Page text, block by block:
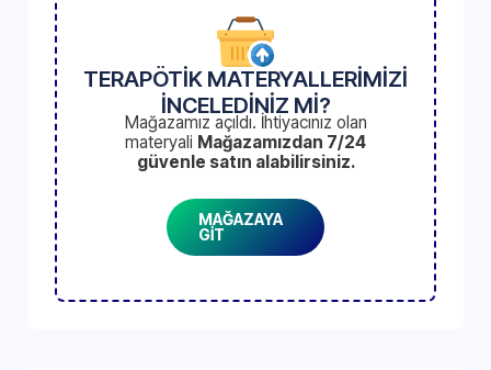
TERAPÖTİK MATERYALLERİMİZİ
İNCELEDİNİZ Mİ?
Mağazamız açıldı. İhtiyacınız olan
materyali Mağazamızdan 7/24
güvenle satın alabilirsiniz.
MAĞAZAYA
GİT